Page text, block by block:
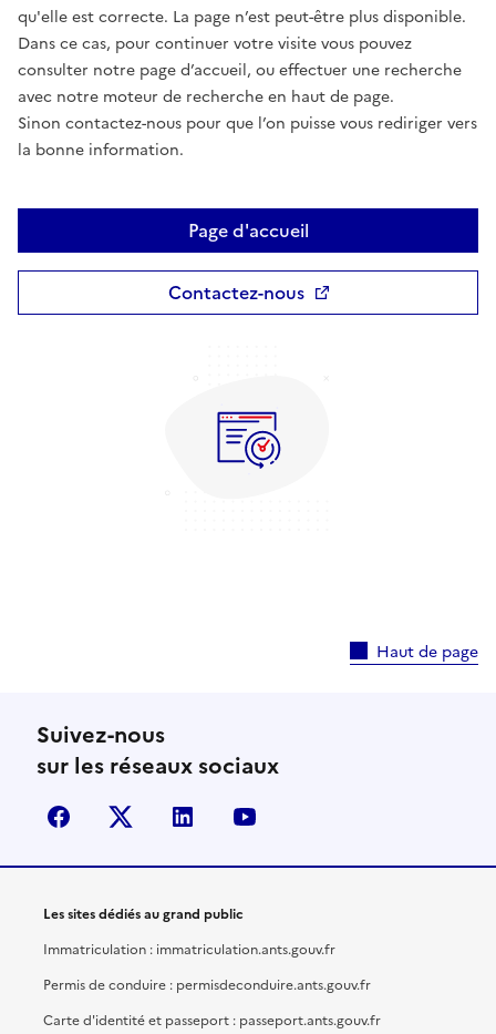
qu'elle est correcte. La page n’est peut-être plus disponible.
Dans ce cas, pour continuer votre visite vous pouvez
consulter notre page d’accueil, ou effectuer une recherche
avec notre moteur de recherche en haut de page.
Sinon contactez-nous pour que l’on puisse vous rediriger vers
la bonne information.
Page d'accueil
Contactez-nous
Haut de page
Suivez-nous
sur les réseaux sociaux
facebook X (anciennement Twitter)
linkedin
Les sites dédiés au grand public
Immatriculation : immatriculation.ants.gouv.fr
Permis de conduire : permisdeconduire.ants.gouv.fr
Carte d'identité et passeport : passeport.ants.gouv.fr